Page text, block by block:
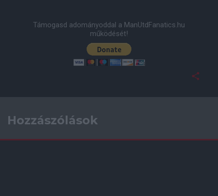
Támogasd adományoddal a ManUtdFanatics.hu
működését!
Hozzászólások